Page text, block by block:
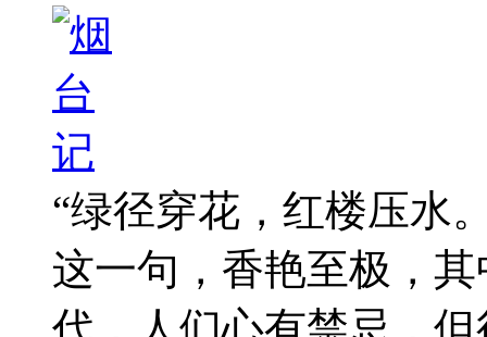
“绿径穿花，红楼压水
这一句，香艳至极，
代，人们心有禁忌，